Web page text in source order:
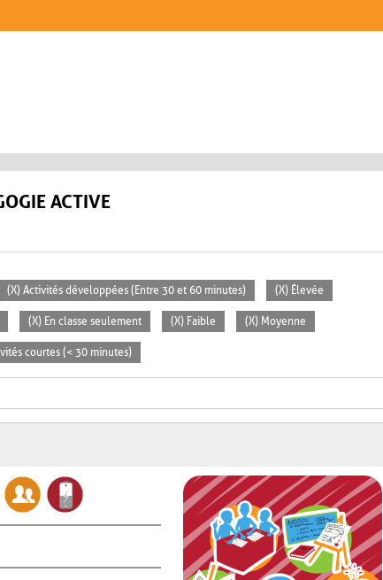
ACTIVE
(X) Activités développées (Entre 30 et 60 minutes) (X) Élevée
(X) En classe seulement (X) Faible (X) Moyenne
courtes (< 30 minutes)